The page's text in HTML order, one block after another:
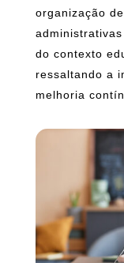
organização
do contexto
ressaltando a
melhoria